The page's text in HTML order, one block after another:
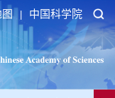
图 中国科学院